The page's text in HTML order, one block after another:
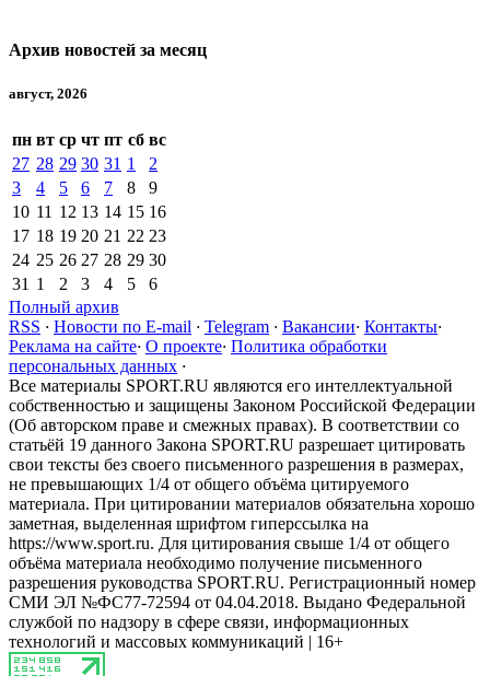
Архив новостей за месяц
август, 2026
пн вт ср чт пт сб вс
27 28 29 30 31 1
2
3
4 5 6 7 8
9
10 11 12 13 14 15 16
17 18 19 20 21 22 23
24 25 26 27 28 29 30
31 1 2 3 4 5
6
Полный архив
RSS · Новости по E-mail · Telegram · Вакансии· Контакты·
Реклама на сайте· О проекте· Политика обработки
персональных данных ·
Все материалы SPORT.RU являются его интеллектуальной
собственностью и защищены Законом Российской Федерации
(Об авторском праве и смежных правах). В соответствии со
статьёй 19 данного Закона SPORT.RU разрешает цитировать
свои тексты без своего письменного разрешения в размерах,
не превышающих 1/4 от общего объёма цитируемого
материала. При цитировании материалов обязательна хорошо
заметная, выделенная шрифтом гиперссылка на
https://www.sport.ru. Для цитирования свыше 1/4 от общего
объёма материала необходимо получение письменного
разрешения руководства SPORT.RU. Регистрационный номер
СМИ ЭЛ №ФС77-72594 от 04.04.2018. Выдано Федеральной
службой по надзору в сфере связи, информационных
технологий и массовых коммуникаций | 16+